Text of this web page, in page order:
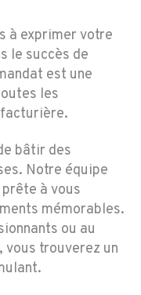
à exprimer votre
le succès de
est une
les
bâtir des
Notre équipe
à vous
mémorables.
ou au
trouverez un